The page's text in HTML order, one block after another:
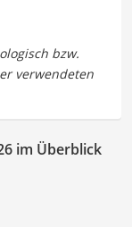
im Überblick